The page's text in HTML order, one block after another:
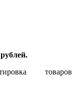
товаров